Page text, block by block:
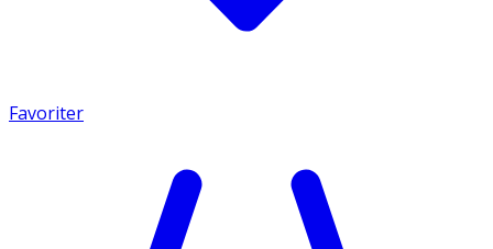
Favoriter